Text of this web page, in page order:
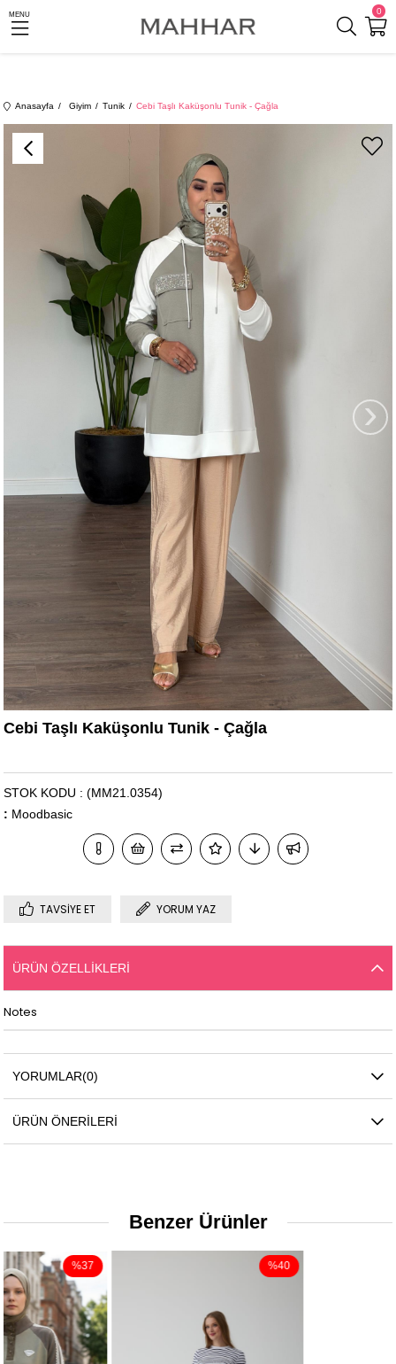
0
MENU
Anasayfa Giyim Tunik Cebi Taşlı Kaküşonlu Tunik - Çağla
›
Cebi Taşlı Kaküşonlu Tunik - Çağla
(MM21.0354)
STOK KODU
: Moodbasic
TAVSIYE ET YORUM YAZ
ÜRÜN ÖZELLIKLERI
Notes
YORUMLAR(0)
ÜRÜN ÖNERILERI
Benzer Ürünler